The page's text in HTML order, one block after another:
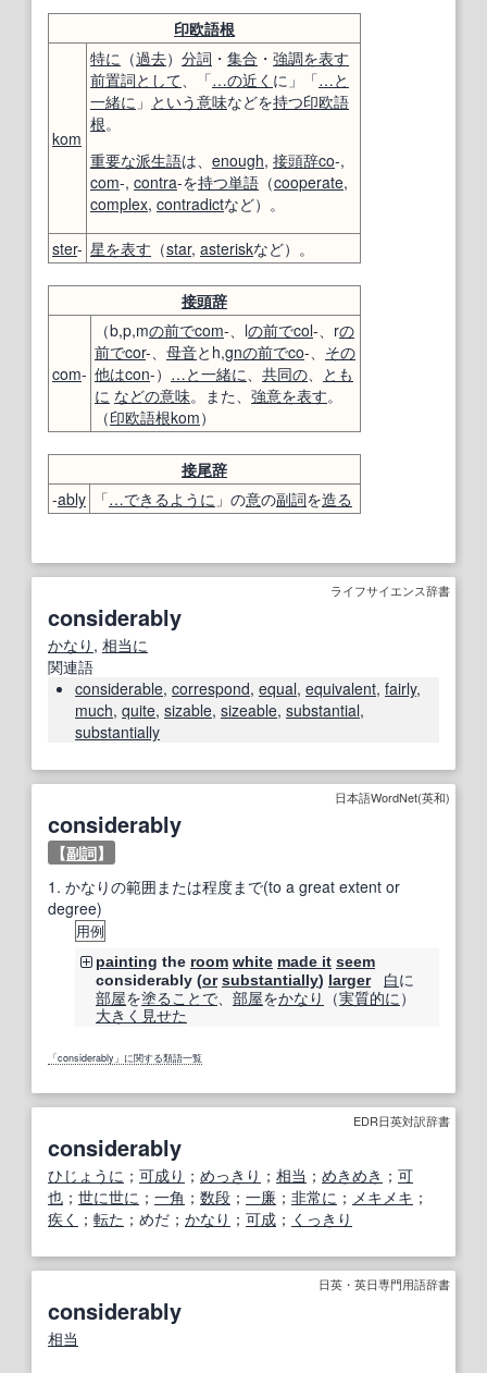
印欧語根
kom
特に （過去） 分詞 ・ 集合 ・ 強調を表す
前置詞として、「…の近く に」「…と
一緒に 」 という意味などを持つ印欧語
根。
重要な派生語は、 enough, 接頭辞co-,
com-, contra-を持つ単語 （cooperate,
complex, contradictなど）。
ster- 星を表す （star, asteriskなど）。
接頭辞
com-
（b,p,mの前でcom-、lの前でcol-、rの
前でcor-、 母音とh,gnの前でco-、 その
他はcon-） …と一緒に、 共同の、 とも
に などの意味。また、 強意を表す。
（印欧語根kom）
接尾辞
-ably 「…できるように 」の意の副詞を造る
ライフサイエンス辞書
considerably
かなり , 相当に
関連語
considerable, correspond, equal, equivalent, fairly,
much, quite, sizable, sizeable, substantial,
substantially
日本語WordNet(英和)
considerably
【副詞】
1. かなりの範囲または程度まで(to a great extent or
degree)
用例
painting the room white made it seem
considerably (or substantially) larger 白に
部屋を塗ることで、 部屋をかなり （実質的に）
大きく 見せた
「considerably」に関する類語一覧
EDR日英対訳辞書
considerably
ひじょうに ； 可成り ； めっきり ； 相当 ； めきめき ； 可
也 ； 世に世に ； 一角 ； 数段 ； 一廉 ； 非常に ； メキメキ ；
疾く ； 転た ；めだ； かなり ； 可成 ； くっきり
日英・英日専門用語辞書
considerably
相当